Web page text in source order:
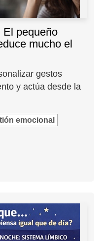
El pequeño
mucho el
gestos
y actúa desde la
emocional